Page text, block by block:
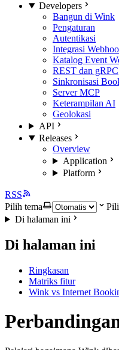
Developers
Bangun di Wink
Pengaturan
Autentikasi
Integrasi
Katalog Event
REST dan gRPC
Sinkronisasi
Server MCP
Keterampilan AI
Geolokasi
API
Releases
Overview
Application
Platform
RSS
Pilih tema
Di halaman ini
Di halaman ini
Ringkasan
Matriks fitur
Wink vs Internet